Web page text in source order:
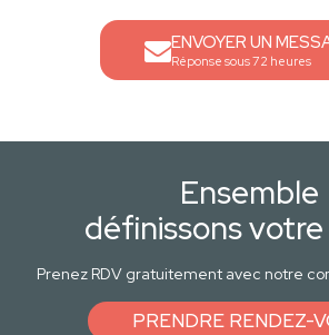
ENVOYER UN
Réponse sous 72 heures
Ensemble
définissons
Prenez RDV gratuitement avec notre
PRENDRE RENDEZ-